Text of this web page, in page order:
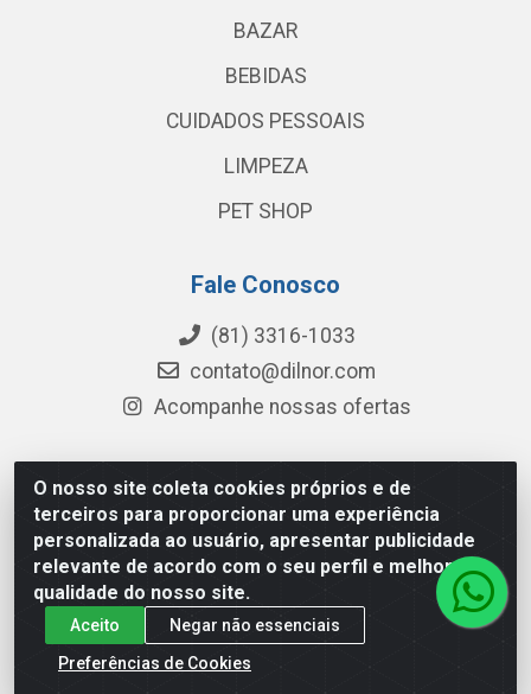
O nosso site coleta cookies próprios e de
terceiros para proporcionar uma experiência
personalizada ao usuário, apresentar publicidade
relevante de acordo com o seu perfil e melhorar a
qualidade do nosso site.
Aceito
Negar não essenciais
Preferências de Cookies
BAZAR
BEBIDAS
CUIDADOS PESSOAIS
LIMPEZA
PET SHOP
Fale Conosco
(81) 3316-1033
contato@dilnor.com
Acompanhe nossas ofertas
Dilnor Distribuidora - Rua Professor Joaquim Cavalcanti,
975 - Iputinga - Recife/PE - CEP 50800-010 - CNPJ
04.054.534/0001-51